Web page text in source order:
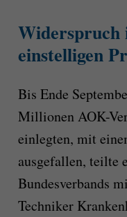
einstelligen
Bis Ende
Millionen AOK-
einlegten, mit
ausgefallen, teilte
Bundesverbands
Techniker